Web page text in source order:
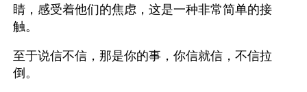
睛，感受着他们的焦虑，这是一种非常简单的接
触。
至于说信不信，那是你的事，你信就信，不信拉
倒。